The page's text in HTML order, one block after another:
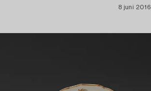
8 juni 2016